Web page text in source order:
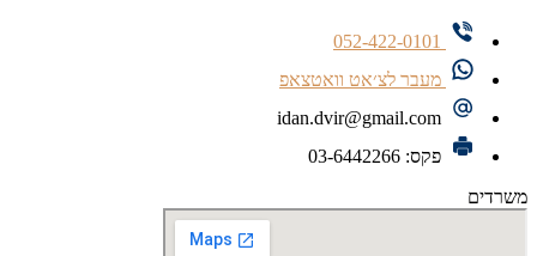
052-422-0101
מעבר לצ׳אט וואטצאפ
idan.dvir@gmail.com
פקס: 03-6442266
משרדים